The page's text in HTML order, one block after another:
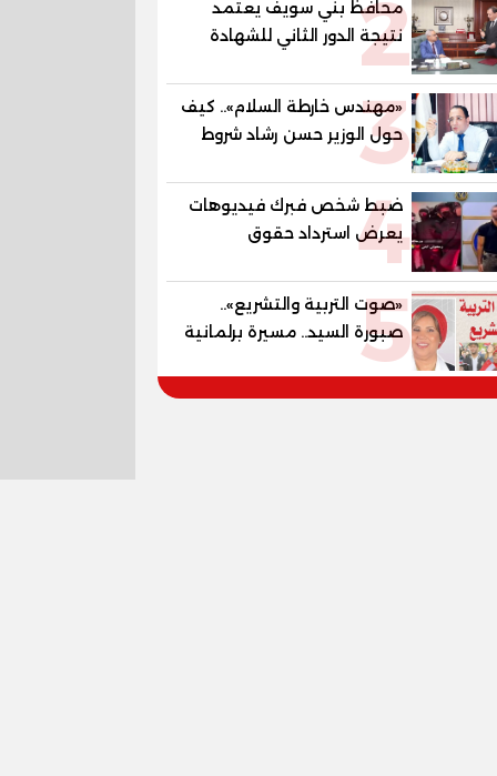
المستقبل
2
محافظ بني سويف يعتمد
نتيجة الدور الثاني للشهادة
الإعدادية العامة بنسبة
79.9% نظامي ...و69.55%
منازل.. و70.56% للمهنية ..
و100% للصُم وضعاف السمع3
«مهندس خارطة السلام».. كيف
حول الوزير حسن رشاد شروط
الحرب المعقدة إلى "خارطة
طريق" للانسحاب والإعمار؟
4
ضبط شخص فبرك فيديوهات
يعرض استرداد حقوق
المواطنين بالقوة
5
«صوت التربية والتشريع»..
صبورة السيد.. مسيرة برلمانية
وتربوية تجمع بين تشريع